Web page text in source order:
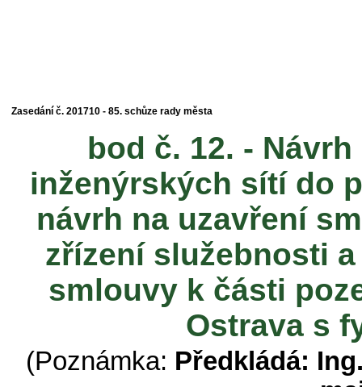
Zasedání č. 201710 - 85. schůze rady města
bod č. 12. -
inženýrských sítí do
návrh na uzavření
zřízení služebnosti
smlouvy k části
Ostrava s
(Poznámka: Předkládá: